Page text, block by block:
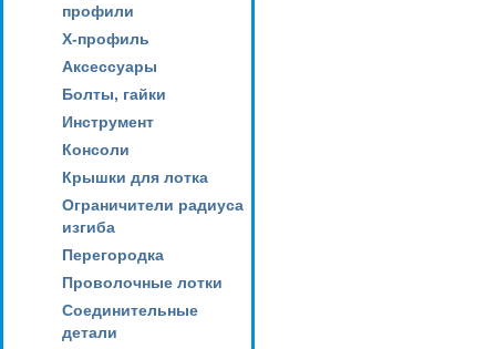
профили
X-профиль
Аксессуары
Болты, гайки
Инструмент
Консоли
Крышки для лотка
Ограничители радиуса
изгиба
Перегородка
Проволочные лотки
Соединительные
детали